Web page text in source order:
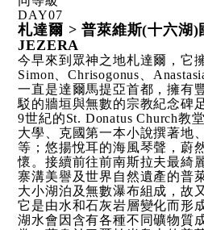
DAY07
札達爾 > 普萊維斯(十六
JEZERA
今早來到眾神之地札達爾，它
Simon、Chrisogonus、
一直是達爾馬提亞首都，擁有
駁的牆垣與無數的宗教紀念碑
9世紀的St. Donatus Church教
大學、克國第一本小說撰著地
等；悠揚悅耳的海風琴聲，蔚
懷。接續前往前南斯拉夫最綺
寨溝美譽及世界自然遺產的普
大小湖泊及無數瀑布組成，故
它是由水和石灰岩層變化而形
湖水會因含有各種不同礦物質